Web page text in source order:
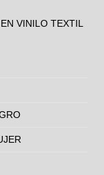
VINILO TEXTIL